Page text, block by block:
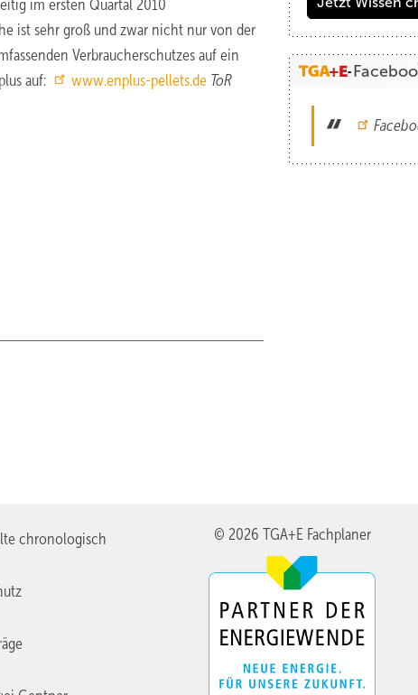
im ersten Quartal 2010
ist sehr groß und zwar nicht nur von der
Verbraucherschutzes auf ein
auf:
www.enplus-pellets.de ToR
chronologisch © 2026 TGA+E Fachplaner